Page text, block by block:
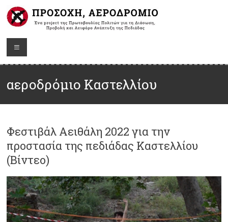
αεροδρόμιο Καστελλίου
Φεστιβάλ Αειθάλη 2022 για την
προστασία της πεδιάδας Καστελλίου
(Βίντεο)